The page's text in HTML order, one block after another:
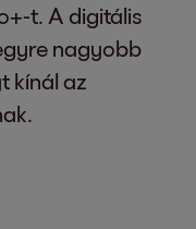
t. A digitális
nagyobb
kínál az